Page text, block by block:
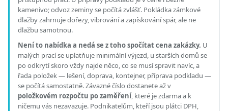
kamenivo; odvoz zeminy se počítá zvlášť. Pokládka zámkové
dlažby zahrnuje dořezy, vibrování a zapískování spár, ale ne
dlažbu samotnou.
Není to nabídka a nedá se z toho spočítat cena zakázky. U
malých prací se uplatňuje minimální výjezd, u starších domů se
po odkrytí skoro vždy najde něco, co se musí spravit navíc, a
řada položek — lešení, doprava, kontejner, příprava podkladu —
se počítá samostatně. Závazné číslo dostanete až v
položkovém rozpočtu po zaměření, které je zdarma a k
ničemu vás nezavazuje. Podnikatelům, kteří jsou plátci DPH,